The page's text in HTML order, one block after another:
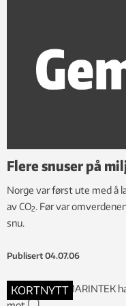
Flere snuser på
Norge var først ute med å
av CO2. Før var
snu.
Publisert 04.07.06
KORTNYTT
Forskere ved MARINTEK